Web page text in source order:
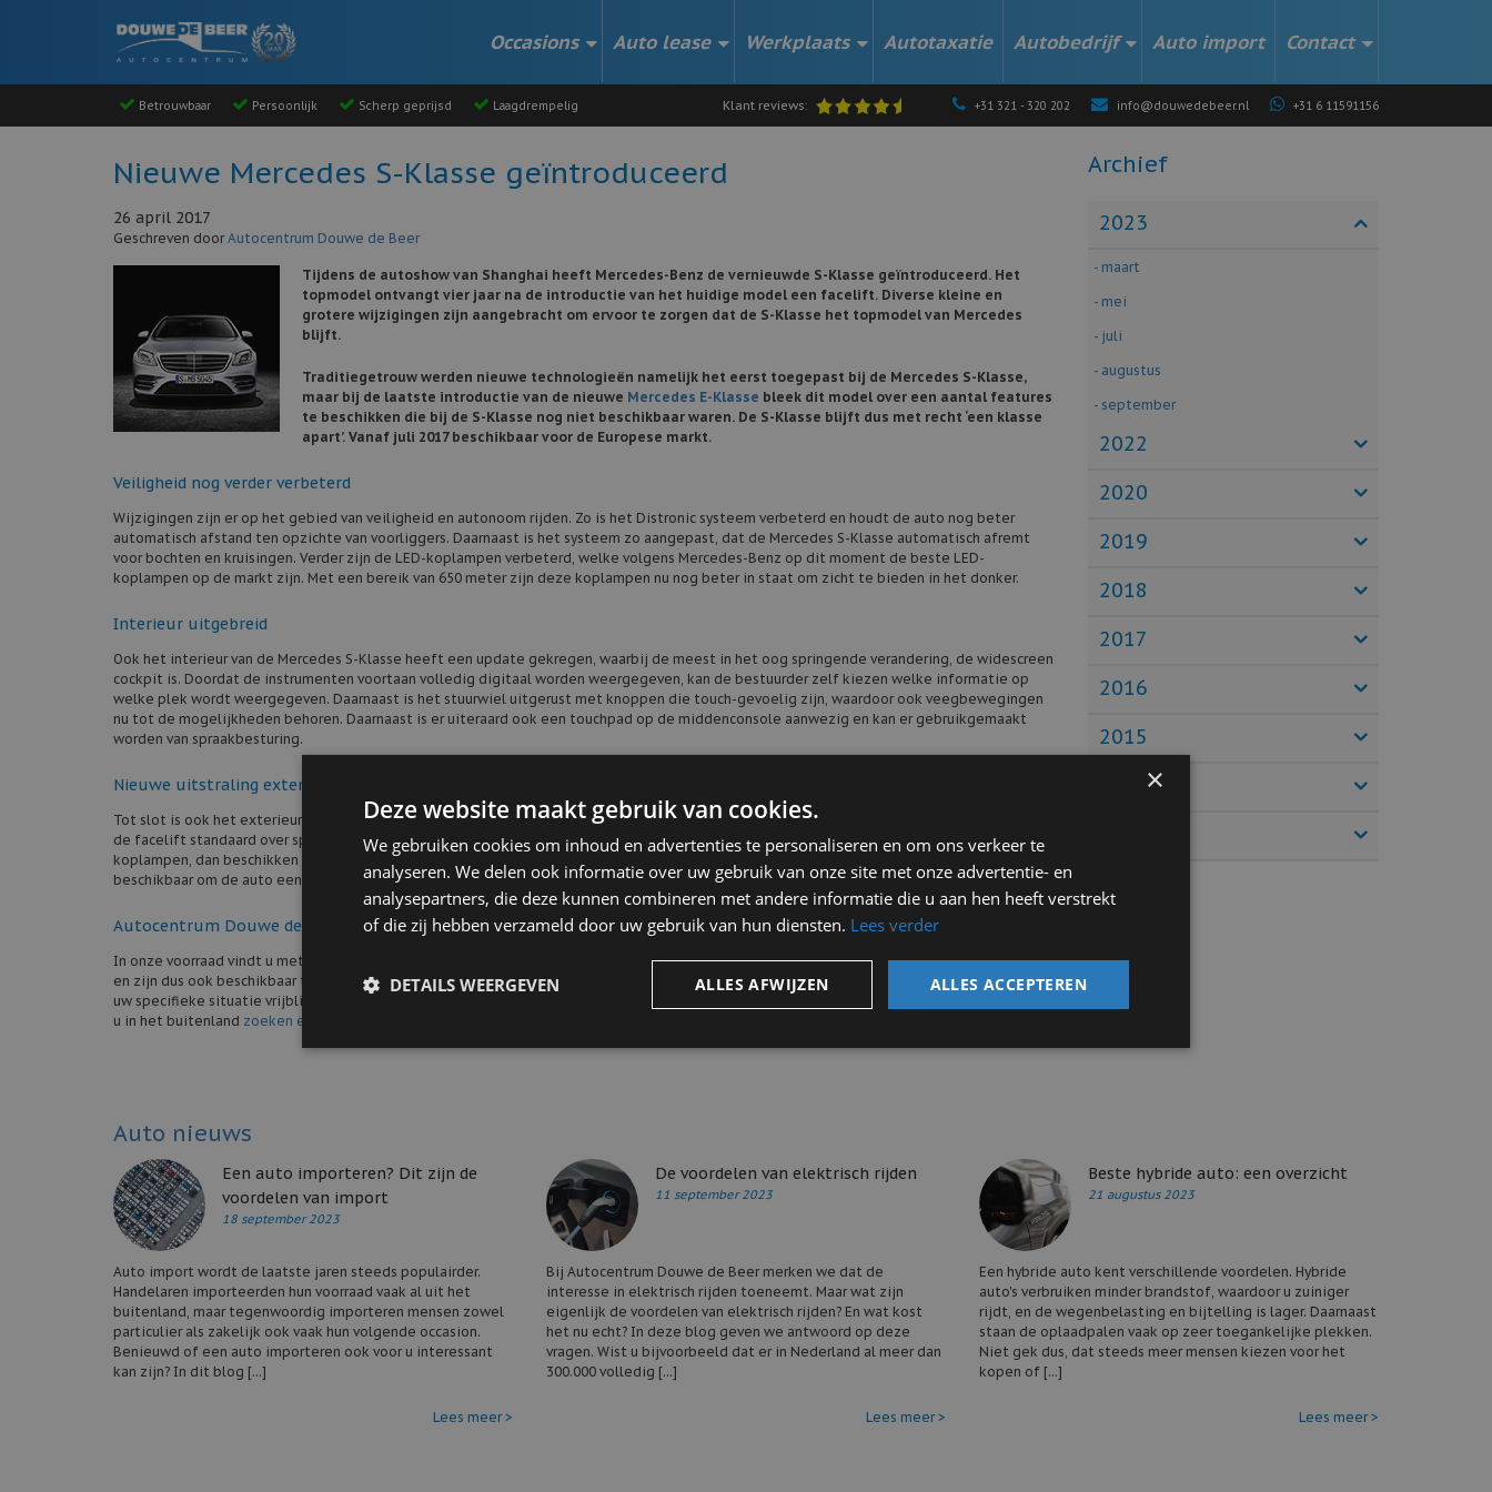
Occasions Auto lease Werkplaats Autotaxatie Autobedrijf Auto import Contact
Betrouwbaar Persoonlijk Scherp geprijsd Laagdrempelig Klant reviews: +31 321 - 320 202 info@douwedebeer.nl +31 6 11591156
Nieuwe Mercedes S-Klasse geïntroduceerd
26 april 2017
Geschreven doorAutocentrum Douwe de Beer
Tijdens de autoshow van Shanghai heeft Mercedes-Benz de vernieuwde S-Klasse geïntroduceerd. Het
topmodel ontvangt vier jaar na de introductie van het huidige model een facelift. Diverse kleine en
grotere wijzigingen zijn aangebracht om ervoor te zorgen dat de S-Klasse het topmodel van Mercedes
blijft.
Traditiegetrouw werden nieuwe technologieën namelijk het eerst toegepast bij de Mercedes S-Klasse,
maar bij de laatste introductie van de nieuwe Mercedes E-Klasse bleek dit model over een aantal features
te beschikken die bij de S-Klasse nog niet beschikbaar waren. De S-Klasse blijft dus met recht ‘een klasse
apart’. Vanaf juli 2017 beschikbaar voor de Europese markt.
Veiligheid nog verder verbeterd
Wijzigingen zijn er op het gebied van veiligheid en autonoom rijden. Zo is het Distronic systeem verbeterd en houdt de auto nog beter
automatisch afstand ten opzichte van voorliggers. Daarnaast is het systeem zo aangepast, dat de Mercedes S-Klasse automatisch afremt
voor bochten en kruisingen. Verder zijn de LED-koplampen verbeterd, welke volgens Mercedes-Benz op dit moment de beste LED-
koplampen op de markt zijn. Met een bereik van 650 meter zijn deze koplampen nu nog beter in staat om zicht te bieden in het donker.
Interieur uitgebreid
Ook het interieur van de Mercedes S-Klasse heeft een update gekregen, waarbij de meest in het oog springende verandering, de widescreen
cockpit is. Doordat de instrumenten voortaan volledig digitaal worden weergegeven, kan de bestuurder zelf kiezen welke informatie op
welke plek wordt weergegeven. Daarnaast is het stuurwiel uitgerust met knoppen die touch-gevoelig zijn, waardoor ook veegbewegingen
nu tot de mogelijkheden behoren. Daarnaast is er uiteraard ook een touchpad op de middenconsole aanwezig en kan er gebruikgemaakt
worden van spraakbesturing.
Nieuwe uitstraling exterieur
Tot slot is ook het exterieur van de auto aangepakt, waarbij de luxe uitstraling nog beter naar voren komt. De Mercedes S-Klasse beschikt na
de facelift standaard over sportieve luchtinlaten en duidelijk aanwezige chroomelementen. Wordt er gekozen voor Multibeam LED-
koplampen, dan beschikken de koplampen bovendien over drie opvallende lichtfakkels. Bij de velgen zijn zeven nieuwe mogelijkheden
beschikbaar om de auto een geheel eigen karakter mee te geven.
Autocentrum Douwe de Beer: ook voor uw Mercedes S-Klasse
In onze voorraad vindt u met enige regelmaat terug. Deze toppers leveren wij bijvoorbeeld alsVIP-taxi’s
en zijn dus ook beschikbaar tegen taxiprijzen. Kijk gerust rond op onze website of kom langs in onze showroom om de mogelijkheden voor
uw specifieke situatie vrijblijvend te bespreken. Weet u precies wat voor Mercedes S-Klasse u wilt, dan kunnen wij deze eventueel ook voor
u in het buitenland zoeken en importeren
Archief
2023
- maart
- mei
- juli
- augustus
- september
2022
2020
2019
2018
2017
2016
2015
Auto nieuws
Een auto importeren? Dit zijn de
voordelen van import
18 september 2023
Auto import wordt de laatste jaren steeds populairder.
Handelaren importeerden hun voorraad vaak al uit het
buitenland, maar tegenwoordig importeren mensen zowel
particulier als zakelijk ook vaak hun volgende occasion.
Benieuwd of een auto importeren ook voor u interessant
kan zijn? In dit blog [...]
Lees meer >
De voordelen van elektrisch rijden
11 september 2023
Bij Autocentrum Douwe de Beer merken we dat de
interesse in elektrisch rijden toeneemt. Maar wat zijn
eigenlijk de voordelen van elektrisch rijden? En wat kost
het nu echt? In deze blog geven we antwoord op deze
vragen. Wist u bijvoorbeeld dat er in Nederland al meer dan
300.000 volledig [...]
Lees meer >
Beste hybride auto: een overzicht
21 augustus 2023
Een hybride auto kent verschillende voordelen. Hybride
auto's verbruiken minder brandstof, waardoor u zuiniger
rijdt, en de wegenbelasting en bijtelling is lager. Daarnaast
staan de oplaadpalen vaak op zeer toegankelijke plekken.
Niet gek dus, dat steeds meer mensen kiezen voor het
kopen of [...]
Lees meer >
×
Deze website maakt gebruik van cookies.
We gebruiken cookies om inhoud en advertenties te personaliseren en om ons verkeer te
analyseren. We delen ook informatie over uw gebruik van onze site met onze advertentie- en
analysepartners, die deze kunnen combineren met andere informatie die u aan hen heeft verstrekt
of die zij hebben verzameld door uw gebruik van hun diensten. Lees verder
ALLES ACCEPTEREN
ALLES AFWIJZEN
DETAILS WEERGEVEN